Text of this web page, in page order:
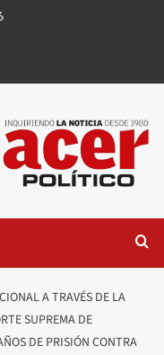
A TRAVÉS DE LA
SUPREMA DE
DE PRISIÓN CONTRA